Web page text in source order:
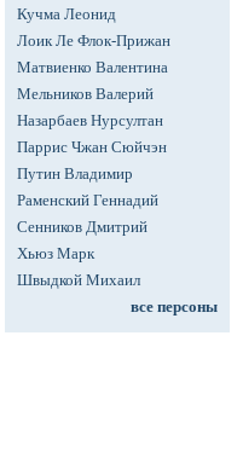
Кучма Леонид
Лоик Ле Флок-Прижан
Матвиенко Валентина
Мельников Валерий
Назарбаев Нурсултан
Паррис Чжан Сюйчэн
Путин Владимир
Раменский Геннадий
Сенников Дмитрий
Хьюз Марк
Швыдкой Михаил
все персоны